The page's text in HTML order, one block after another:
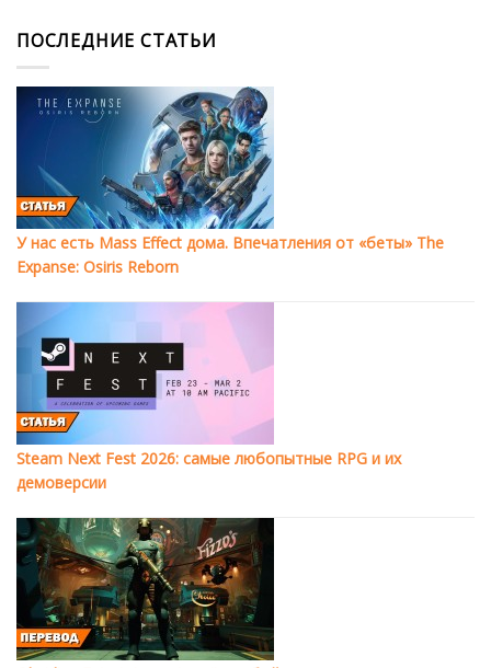
ПОСЛЕДНИЕ СТАТЬИ
У нас есть Mass Effect дома. Впечатления от «беты» The
Expanse: Osiris Reborn
Steam Next Fest 2026: самые любопытные RPG и их
демоверсии